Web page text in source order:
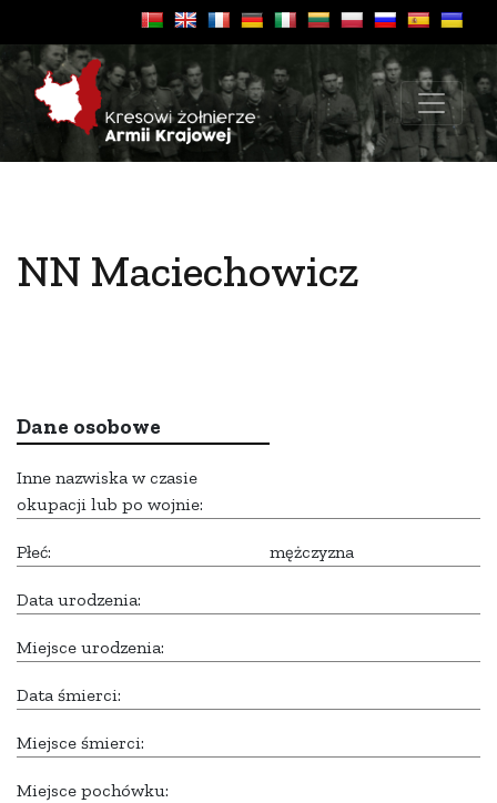
NN Maciechowicz
Dane osobowe
Inne nazwiska w czasie
okupacji lub po wojnie:
Płeć: mężczyzna
Data urodzenia:
Miejsce urodzenia:
Data śmierci:
Miejsce śmierci:
Miejsce pochówku: